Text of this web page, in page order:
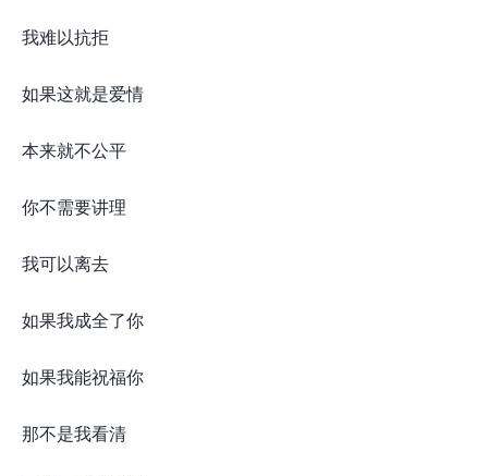
我难以抗拒
如果这就是爱情
本来就不公平
你不需要讲理
我可以离去
如果我成全了你
如果我能祝福你
那不是我看清